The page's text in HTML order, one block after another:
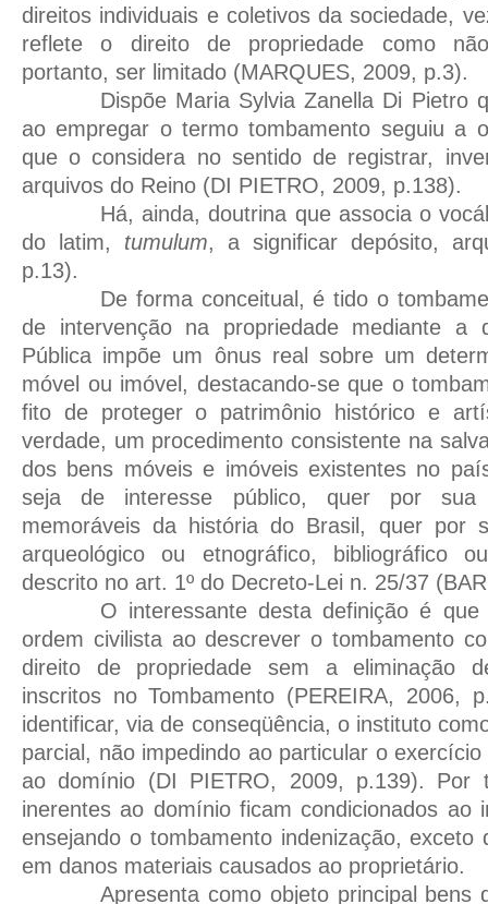
direitos individuais e coletivos da sociedade,
reflete o direito de propriedade como
portanto, ser limitado (MARQUES, 2009, p.3).
Dispõe Maria Sylvia Zanella Di Pietro
ao empregar o termo tombamento seguiu a
que o considera no sentido de registrar,
arquivos do Reino (DI PIETRO, 2009, p.138).
Há, ainda, doutrina que associa o
do latim, tumulum, a significar depósito,
p.13).
De forma conceitual, é tido o
de intervenção na propriedade mediante a
Pública impõe um ônus real sobre um
móvel ou imóvel, destacando-se que o
fito de proteger o patrimônio histórico e
verdade, um procedimento consistente na
dos bens móveis e imóveis existentes no
seja de interesse público, quer por sua
memoráveis da história do Brasil, quer por
arqueológico ou etnográfico, bibliográfico
descrito no art. 1º do Decreto-Lei n. 25/37
O interessante desta definição é
ordem civilista ao descrever o tombamento
direito de propriedade sem a eliminação
inscritos no Tombamento (PEREIRA, 2006,
identificar, via de conseqüência, o instituto
parcial, não impedindo ao particular o
ao domínio (DI PIETRO, 2009, p.139). Por
inerentes ao domínio ficam condicionados ao
ensejando o tombamento indenização, exceto
em danos materiais causados ao proprietário.
Apresenta como objeto principal bens